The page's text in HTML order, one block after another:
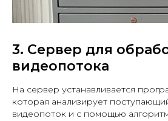
3. Сервер для
видеопотока
На сервер устанавливается
которая анализирует
видеопоток и с помощью